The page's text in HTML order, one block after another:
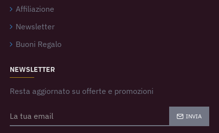
Affiliazione
Newsletter
Buoni Regalo
NEWSLETTER
Resta aggiornato su offerte e promozioni
INVIA